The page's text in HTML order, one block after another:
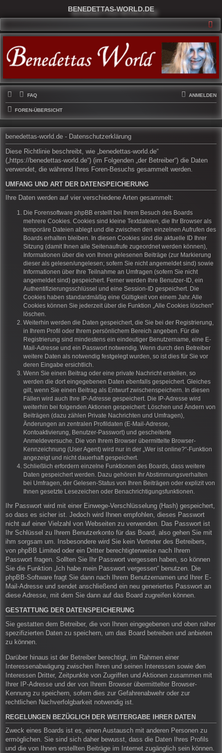
BENEDETTAS-WORLD.DE
FAQ ANMELDEN
FOREN-ÜBERSICHT
benedettas-world.de - Datenschutzerklärung
Diese Richtlinie beschreibt, wie „benedettas-world.de“
(„https://benedettas-world.de“) (im Folgenden „der Betreiber“) die Daten
verwendet, die während Ihres Foren-Besuchs gesammelt werden.
UMFANG UND ART DER DATENSPEICHERUNG
Ihre Daten werden auf vier verschiedene Arten gesammelt:
Die Forensoftware phpBB erstellt bei Ihrem Besuch des Boards
mehrere Cookies. Cookies sind kleine Textdateien, die Ihr Browser als
temporäre Dateien ablegt und die zwischen den einzelnen Aufrufen des
Boards erhalten bleiben. In diesen Cookies sind die aktuelle ID Ihrer
Sitzung (damit Ihnen alle Seitenaufrufe zugeordnet werden können),
Informationen über die von Ihnen gelesenen Beiträge (zur Markierung
dieser als gelesen/ungelesen; sofern Sie nicht angemeldet sind) sowie
Informationen über Ihre Teilnahme an Umfragen (sofern Sie nicht
angemeldet sind) gespeichert. Ferner werden Ihre Benutzer-ID, ein
Authentifizierungsschlüssel und eine Session-ID gespeichert. Die
Cookies haben standardmäßig eine Gültigkeit von einem Jahr. Alle
Cookies können Sie jederzeit über die Funktion „Alle Cookies löschen“
löschen.
Weiterhin werden die Daten gespeichert, die Sie bei der Registrierung,
in Ihrem Profil oder Ihrem persönlichem Bereich angeben. Für die
Registrierung sind mindestens ein eindeutiger Benutzername, eine E-
Mail-Adresse und ein Passwort notwendig. Wenn durch den Betreiber
weitere Daten als notwendig festgelegt wurden, so ist dies für Sie vor
deren Eingabe ersichtlich.
Wenn Sie einen Beitrag oder eine private Nachricht erstellen, so
werden die dort eingegebenen Daten ebenfalls gespeichert. Gleiches
gilt, wenn Sie einen Beitrag als Entwurf zwischenspeichern. In diesen
Fällen wird auch Ihre IP-Adresse gespeichert. Die IP-Adresse wird
weiterhin bei folgenden Aktionen gespeichert: Löschen und Ändern von
Beiträgen (dazu zählen Private Nachrichten und Umfragen),
Änderungen an zentralen Profildaten (E-Mail-Adresse,
Kontoaktivierung, Benutzer-Passwort) und gescheiterte
Anmeldeversuche. Die von Ihrem Browser übermittelte Browser-
Kennzeichnung (User Agent) wird nur in der „Wer ist online?“-Funktion
angezeigt und nicht dauerhaft gespeichert.
Schließlich erfordern einzelne Funktionen des Boards, dass weitere
Daten gespeichert werden. Dazu gehören Ihr Abstimmungsverhalten
bei Umfragen, der Gelesen-Status von Ihren Beiträgen oder explizit von
Ihnen gesetzte Lesezeichen oder Benachrichtigungsfunktionen.
Ihr Passwort wird mit einer Einwege-Verschlüsselung (Hash) gespeichert,
so dass es sicher ist. Jedoch wird Ihnen empfohlen, dieses Passwort
nicht auf einer Vielzahl von Webseiten zu verwenden. Das Passwort ist
Ihr Schlüssel zu Ihrem Benutzerkonto für das Board, also gehen Sie mit
ihm sorgsam um. Insbesondere wird Sie kein Vertreter des Betreibers,
von phpBB Limited oder ein Dritter berechtigterweise nach Ihrem
Passwort fragen. Sollten Sie Ihr Passwort vergessen haben, so können
Sie die Funktion „Ich habe mein Passwort vergessen“ benutzen. Die
phpBB-Software fragt Sie dann nach Ihrem Benutzernamen und Ihrer E-
Mail-Adresse und sendet anschließend ein neu generiertes Passwort an
diese Adresse, mit dem Sie dann auf das Board zugreifen können.
GESTATTUNG DER DATENSPEICHERUNG
Sie gestatten dem Betreiber, die von Ihnen eingegebenen und oben näher
spezifizierten Daten zu speichern, um das Board betreiben und anbieten
zu können.
Darüber hinaus ist der Betreiber berechtigt, im Rahmen einer
Interessenabwägung zwischen Ihren und seinen Interessen sowie den
Interessen Dritter, Zeitpunkte von Zugriffen und Aktionen zusammen mit
Ihrer IP-Adresse und der von Ihrem Browser übermittelter Browser-
Kennung zu speichern, sofern dies zur Gefahrenabwehr oder zur
rechtlichen Nachverfolgbarkeit notwendig ist.
REGELUNGEN BEZÜGLICH DER WEITERGABE IHRER DATEN
Zweck eines Boards ist es, einen Austausch mit anderen Personen zu
ermöglichen. Sie sind sich daher bewusst, dass die Daten Ihres Profils
und die von Ihnen erstellten Beiträge im Internet zugänglich sein können.